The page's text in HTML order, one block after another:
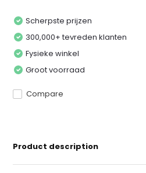
Scherpste prijzen
300,000+ tevreden klanten
Fysieke winkel
Groot voorraad
Compare
Product description